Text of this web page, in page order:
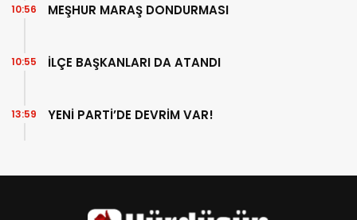
MEŞHUR MARAŞ DONDURMASI
10:56
İLÇE BAŞKANLARI DA ATANDI
10:55
YENİ PARTİ’DE DEVRİM VAR!
13:59